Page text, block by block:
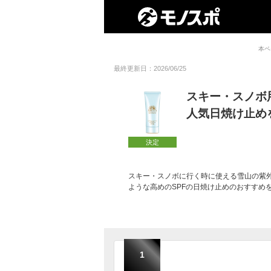
本
最終更新日：2026/06/25
決定
スキー・スノ
人気日焼け止め
スキー・スノボに行く時に使える雪山の
ような高めのSPFの日焼け止めのおすすめ
1